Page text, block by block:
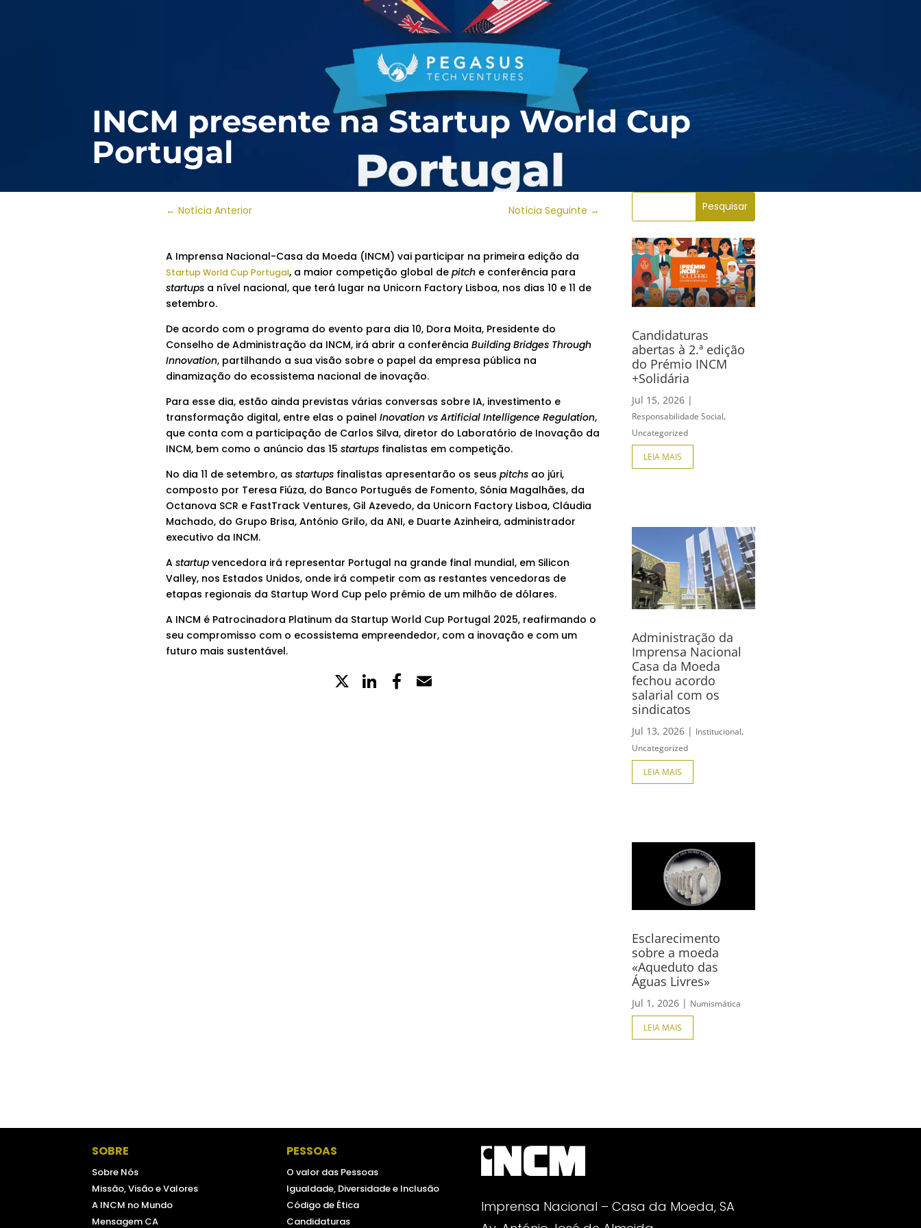
INCM presente na Startup World Cup
Portugal
← Notícia Anterior Notícia Seguinte →
A Imprensa Nacional-Casa da Moeda (INCM) vai participar na primeira edição da
Startup World Cup Portugal, a maior competição global de pitche conferência para
startupsa nível nacional, que terá lugar na Unicorn Factory Lisboa, nos dias 10 e 11 de
setembro.
De acordo com o programa do evento para dia 10, Dora Moita, Presidente do
Conselho de Administração da INCM, irá abrir a conferência Building Bridges Through
Innovation, partilhando a sua visão sobre o papel da empresa pública na
dinamização do ecossistema nacional de inovação.
Para esse dia, estão ainda previstas várias conversas sobre IA, investimento e
transformação digital, entre elas o painel Inovation vs Artificial Intelligence Regulation,
que conta com a participação de Carlos Silva, diretor do Laboratório de Inovação da
INCM, bem como o anúncio das 15 startupsfinalistas em competição.
No dia 11 de setembro, as startupsfinalistas apresentarão os seus pitchsao júri,
composto por Teresa Fiúza, do Banco Português de Fomento, Sónia Magalhães, da
Octanova SCR e FastTrack Ventures, Gil Azevedo, da Unicorn Factory Lisboa, Cláudia
Machado, do Grupo Brisa, António Grilo, da ANI, e Duarte Azinheira, administrador
executivo da INCM.
A startupvencedora irá representar Portugal na grande final mundial, em Silicon
Valley, nos Estados Unidos, onde irá competir com as restantes vencedoras de
etapas regionais da Startup Word Cup pelo prémio de um milhão de dólares.
A INCM é Patrocinadora Platinum da Startup World Cup Portugal 2025, reafirmando o
seu compromisso com o ecossistema empreendedor, com a inovação e com um
futuro mais sustentável.
X LinkedIn
Partilhe
Candidaturas
abertas à 2.ª edição
do Prémio INCM
+Solidária
Jul 15, 2026 |
Responsabilidade Social,
Uncategorized
LEIA MAIS
Administração da
Imprensa Nacional
Casa da Moeda
fechou acordo
salarial com os
sindicatos
Jul 13, 2026 | Institucional,
Uncategorized
LEIA MAIS
Esclarecimento
sobre a moeda
«Aqueduto das
Águas Livres»
Jul 1, 2026 | Numismática
LEIA MAIS
SOBRE
Sobre Nós
Missão, Visão e Valores
A INCM no Mundo
Mensagem CA
PESSOAS
O valor das Pessoas
Igualdade, Diversidade e Inclusão
Código de Ética
Candidaturas
Imprensa Nacional – Casa da Moeda, SA